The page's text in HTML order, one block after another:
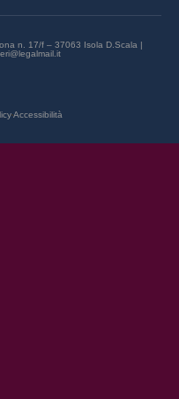
n. 17/f – 37063 Isola D.Scala |
Accessibilità